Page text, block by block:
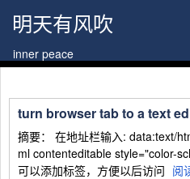
明天有风吹
inner peace
turn browser tab to a text
摘要： 在地址栏输入: data:text/
ml contenteditable style="color-
可以添加标签，方便以后访问 阅